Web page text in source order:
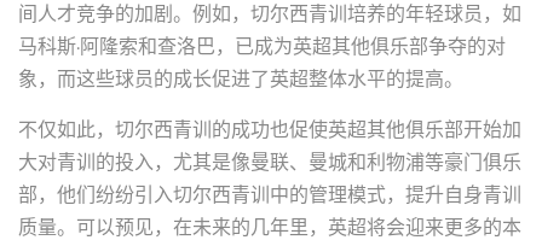
间人才竞争的加剧。例如，切尔西青训培养的年轻球员，如
马科斯·阿隆索和查洛巴，已成为英超其他俱乐部争夺的对
象，而这些球员的成长促进了英超整体水平的提高。
不仅如此，切尔西青训的成功也促使英超其他俱乐部开始加
大对青训的投入，尤其是像曼联、曼城和利物浦等豪门俱乐
部，他们纷纷引入切尔西青训中的管理模式，提升自身青训
质量。可以预见，在未来的几年里，英超将会迎来更多的本